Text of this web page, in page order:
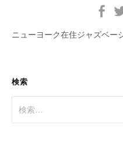
ニューヨーク在住ジャズベー
検索
索: